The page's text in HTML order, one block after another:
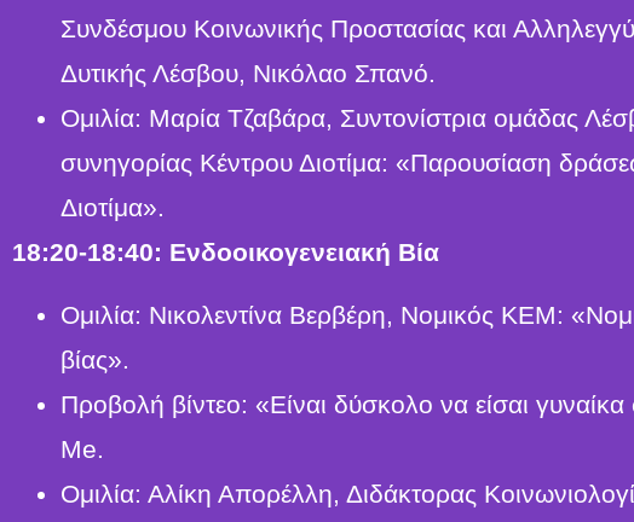
Συνδέσμου Κοινωνικής Προστασίας και
Δυτικής Λέσβου, Νικόλαο Σπανό.
Ομιλία: Μαρία Τζαβάρα, Συντονίστρια ομάδας
συνηγορίας Κέντρου Διοτίμα: «Παρουσίαση
Διοτίμα».
18:20-18:40: Ενδοοικογενειακή Βία
Ομιλία: Νικολεντίνα Βερβέρη, Νομικός ΚΕΜ:
βίας».
Προβολή βίντεο: «Είναι δύσκολο να είσαι
Me.
Ομιλία: Αλίκη Απορέλλη, Διδάκτορας